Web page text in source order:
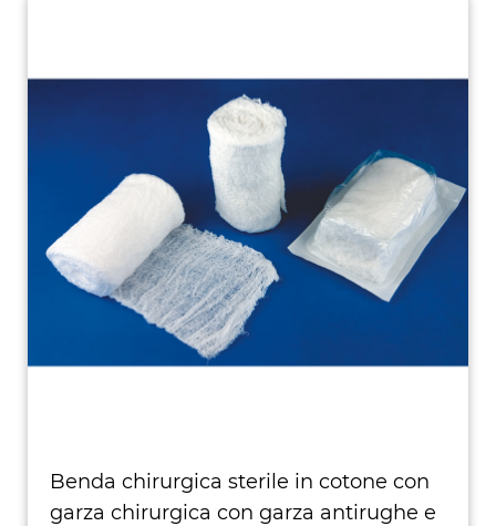
Benda chirurgica sterile in cotone con
garza chirurgica con garza antirughe e